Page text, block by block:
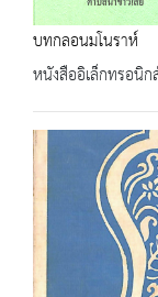
บทกลอนมโนราห์
หนังสืออิเล็กทรอนิก